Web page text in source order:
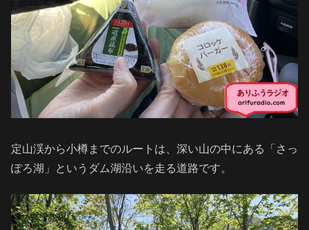
定山渓から小樽までのルートは、深い山の中にある「さっ
ぽろ湖」というダム湖沿いを走る道路です。